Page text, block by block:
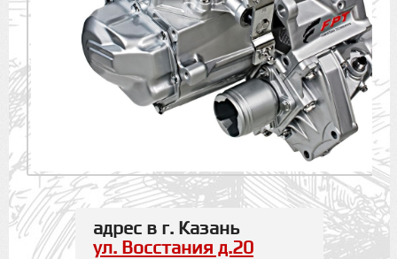
адрес в г. Казань
ул. Восстания д.20